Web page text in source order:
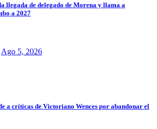
llegada de delegado de Morena y llama a
a 2027
Ago 5, 2026
a críticas de Victoriano Wences por abandonar el